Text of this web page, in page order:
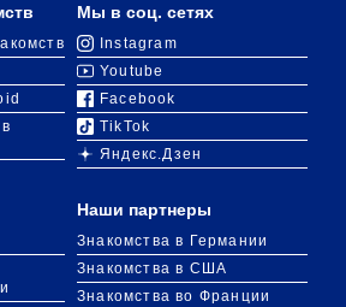
Мы в соц. сетях
Instagram
Youtube
Facebook
TikTok
Яндекс.Дзен
Наши партнеры
Знакомства в Германии
Знакомства в США
Знакомства во Франции